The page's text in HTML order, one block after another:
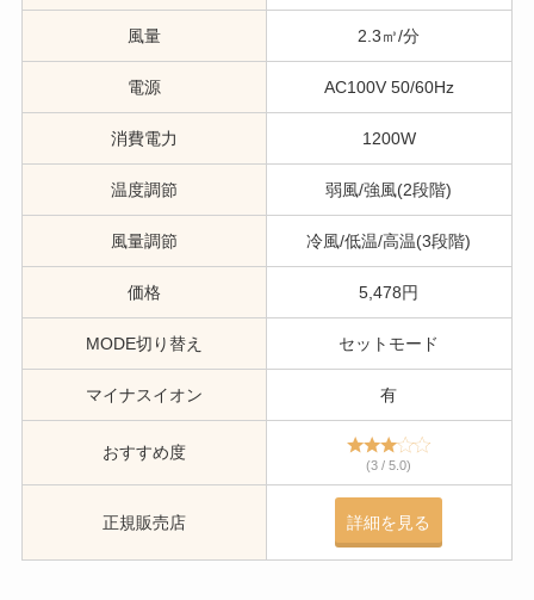
風量 2.3㎥/分
電源 AC100V 50/60Hz
消費電力 1200W
温度調節 弱風/強風(2段階)
風量調節 冷風/低温/高温(3段階)
価格 5,478円
MODE切り替え セットモード
マイナスイオン 有
おすすめ度
(3 / 5.0)
正規販売店 詳細を見る